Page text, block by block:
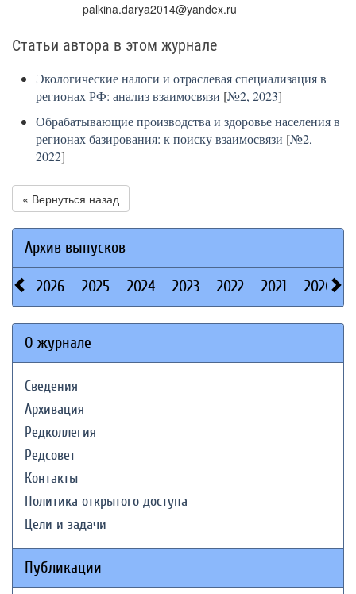
palkina.darya2014@yandex.ru
Статьи автора в этом журнале
Экологические налоги и отраслевая специализация в
регионах РФ: анализ взаимосвязи [№2, 2023]
Обрабатывающие производства и здоровье населения в
регионах базирования: к поиску взаимосвязи [№2,
2022]
« Вернуться назад
Архив выпусков
2026 2025 2024 2023 2022 2021 2020
О журнале
Сведения
Архивация
Редколлегия
Редсовет
Контакты
Политика открытого доступа
Цели и задачи
Публикации